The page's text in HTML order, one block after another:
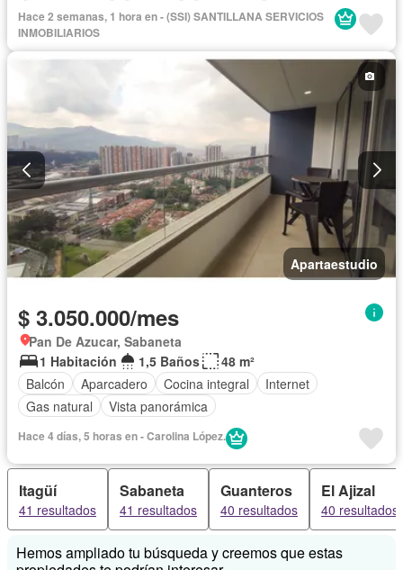
Cocina integral
Ascensor
Gas natural
Vista panorámica
Hace 2 semanas, 1 hora en - (SSI) SANTILLANA SERVICIOS
INMOBILIARIOS
Apartaestudio
$ 3.050.000/mes
Pan De Azucar, Sabaneta
1 Habitación
1,5 Baños
48 m²
Balcón
Aparcadero Cocina integral
Internet
Gas natural
Vista panorámica
Hace 4 días, 5 horas en - Carolina López.
Itagüí
41 resultados
Sabaneta
41 resultados
Guanteros
40 resultados
El Ajizal
40 resultados
Hemos ampliado tu búsqueda y creemos que estas